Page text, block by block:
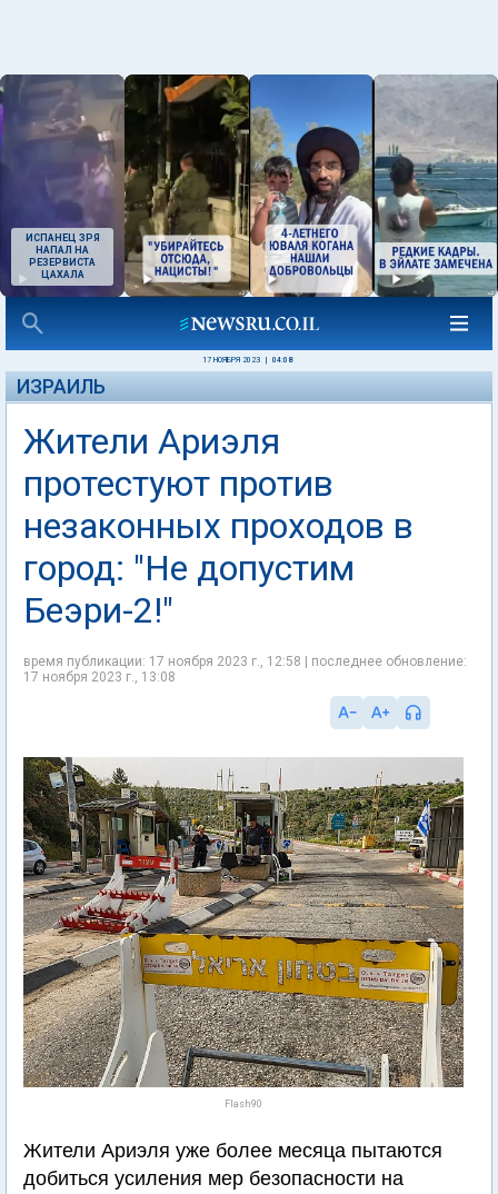
ИСПАНЕЦ ЗРЯ
НАПАЛ НА
РЕЗЕРВИСТА
ЦАХАЛА
17 НОЯБРЯ 2023 04:08
ИЗРАИЛЬ
Жители Ариэля
протестуют против
незаконных проходов в
город: "Не допустим
Беэри-2!"
время публикации: 17 ноября 2023 г., 12:58 | последнее обновление:
17 ноября 2023 г., 13:08
Flash90
Жители Ариэля уже более месяца пытаются
добиться усиления мер безопасности на